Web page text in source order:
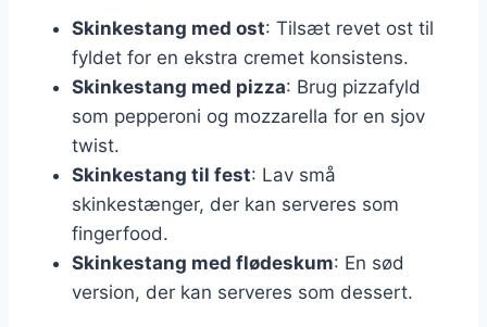
Skinkestang med ost: Tilsæt revet ost til
fyldet for en ekstra cremet konsistens.
Skinkestang med pizza: Brug pizzafyld
som pepperoni og mozzarella for en sjov
twist.
Skinkestang til fest: Lav små
skinkestænger, der kan serveres som
fingerfood.
Skinkestang med flødeskum: En sød
version, der kan serveres som dessert.